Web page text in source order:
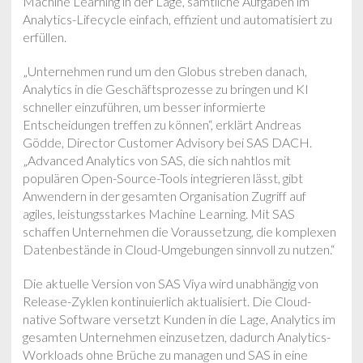
Analytics-Lifecycle einfach, effizient und automatisiert zu
erfüllen.
„Unternehmen rund um den Globus streben danach,
Analytics in die Geschäftsprozesse zu bringen und KI
schneller einzuführen, um besser informierte
Entscheidungen treffen zu können“, erklärt Andreas
Gödde, Director Customer Advisory bei SAS DACH.
„Advanced Analytics von SAS, die sich nahtlos mit
populären Open-Source-Tools integrieren lässt, gibt
Anwendern in der gesamten Organisation Zugriff auf
agiles, leistungsstarkes Machine Learning. Mit SAS
schaffen Unternehmen die Voraussetzung, die komplexen
Datenbestände in Cloud-Umgebungen sinnvoll zu nutzen.“
Die aktuelle Version von SAS Viya wird unabhängig von
Release-Zyklen kontinuierlich aktualisiert. Die Cloud-
native Software versetzt Kunden in die Lage, Analytics im
gesamten Unternehmen einzusetzen, dadurch Analytics-
Workloads ohne Brüche zu managen und SAS in eine